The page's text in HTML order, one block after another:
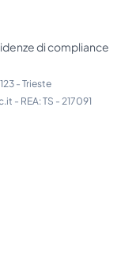
di compliance
- Trieste
- REA: TS - 217091